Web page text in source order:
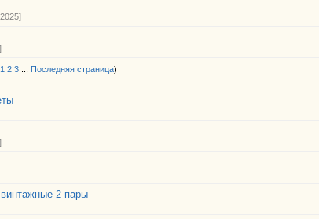
1 2 3 Последняя страница)
2 пары